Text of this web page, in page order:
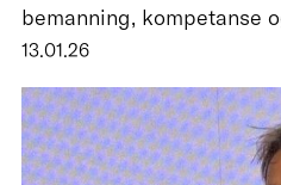
bemanning, kompetanse
13.01.26